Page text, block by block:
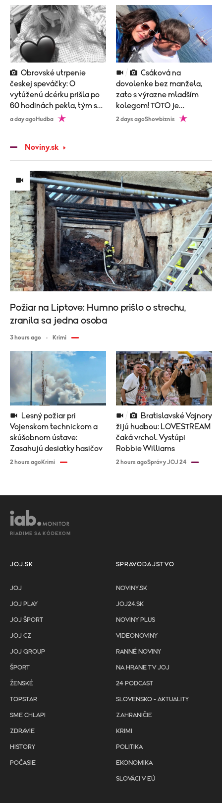
českej speváčky: O
vytúženú dcérku prišla po
60 hodinách pekla, tým sa
to neskončilo
a day agoHudba
dovolenke bez manžela,
zato s výrazne mladším
kolegom! TOTO je
vysvetlenie!
2 days agoShowbiznis
Noviny.sk
Vojenskom technickom a
skúšobnom ústave:
Zasahujú desiatky hasičov
2 hours agoKrimi
žijú hudbou: LOVESTREAM
čaká vrchol. Vystúpi
Robbie Williams
2 hours agoSprávy JOJ 24
Požiar na Liptove: Humno prišlo o strechu,
zranila sa jedna osoba
3 hours ago Krimi
RIADIME SA KÓDEXOM
JOJ.SK
JOJ
JOJ PLAY
JOJ ŠPORT
JOJ CZ
JOJ GROUP
ŠPORT
ŽENSKÉ
TOPSTAR
SME CHLAPI
ZDRAVIE
HISTORY
POČASIE
SPRAVODAJSTVO
NOVINY.SK
JOJ24.SK
NOVINY PLUS
VIDEONOVINY
RANNÉ NOVINY
NA HRANE TV JOJ
24 PODCAST
SLOVENSKO - AKTUALITY
ZAHRANIČIE
KRIMI
POLITIKA
EKONOMIKA
SLOVÁCI V EÚ